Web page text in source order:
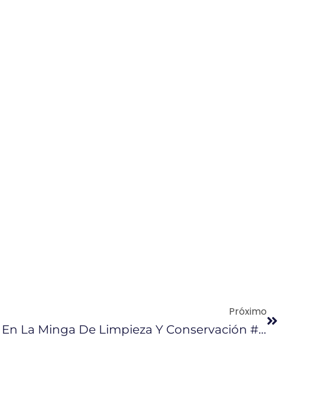
Próximo
Gran Éxito En La Minga De Limpieza Y Conservación #RECOILxElAgua En Salinas